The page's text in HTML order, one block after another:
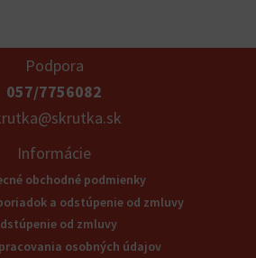
Podpora
057/7756082
Informácie
obchodné podmienky
a odstúpenie od zmluvy
od zmluvy
osobných údajov